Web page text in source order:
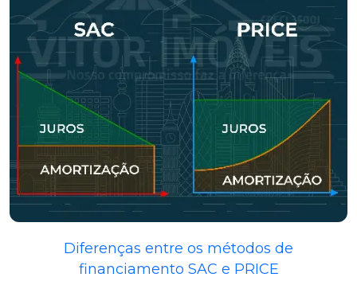
Diferenças entre os métodos de
financiamento SAC e PRICE